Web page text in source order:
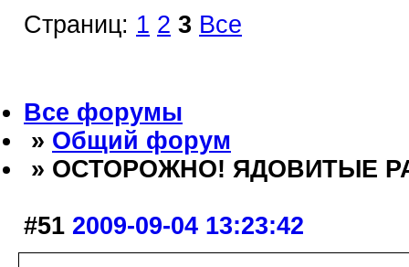
Страниц: 1 2 3 Все
Все форумы
» Общий форум
» ОСТОРОЖНО! ЯДОВИТЫЕ
#51 2009-09-04 13:23:42